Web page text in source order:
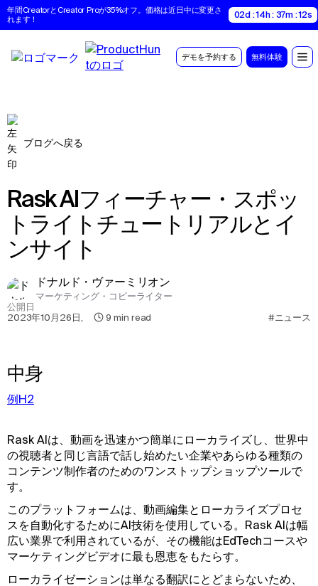
年間CreatorとCreator Proが35%オフ。価格は近日中に変更さ
れます！
02d : 14h : 37m : 11s
デモを予約する 無料体験
ブログへ戻る
Rask AIフィーチャー・スポッ
トライトチュートリアルとイ
ンサイト
ドナルド・ヴァーミリオン
マーケティング・コピーライター
公開日
2023年10月26日 , 9 min read #ニュース
中身
例H2
Rask AIは、動画を迅速かつ簡単にローカライズし、世界中
の視聴者と同じ言語で話し始めたい企業やあらゆる種類の
コンテンツ制作者のためのワンストップショップツールで
す。
このプラットフォームは、動画編集とローカライズプロセ
スを自動化するためにAI技術を使用している。Rask AIは幅
広い業界で利用されているが、その機能はEdTechコースや
マーケティングビデオに最も恩恵をもたらす。
ローカライゼーションは単なる翻訳にとどまらないため、